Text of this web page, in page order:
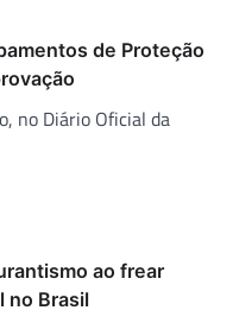
de Proteção
no Diário Oficial da
ao frear
no Brasil